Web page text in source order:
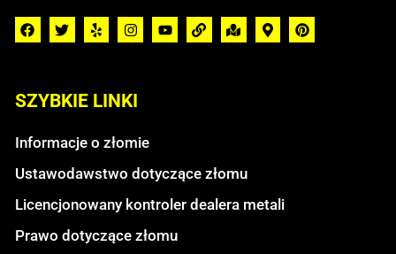
SZYBKIE LINKI
Informacje o złomie
Ustawodawstwo dotyczące złomu
Licencjonowany kontroler dealera metali
Prawo dotyczące złomu